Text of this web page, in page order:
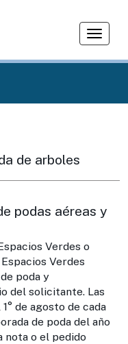
T
g
t
de arboles
podas aéreas y
Verdes o
Verdes
poda y
del solicitante. Las
de agosto de cada
de poda del año
nota o el pedido